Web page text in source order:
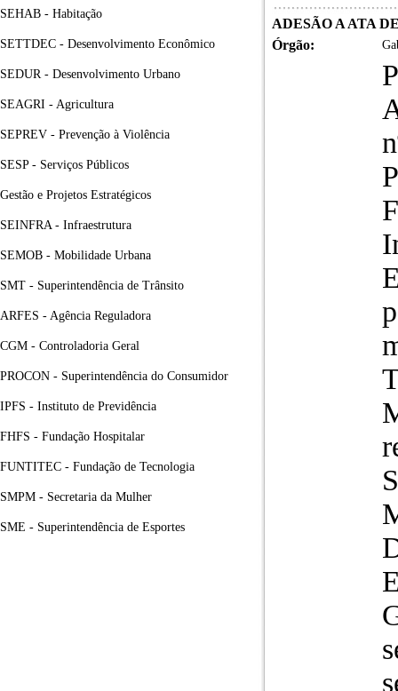
SEHAB - Habitação
SETTDEC - Desenvolvimento Econômico
SEDUR - Desenvolvimento Urbano
SEAGRI - Agricultura
SEPREV - Prevenção à Violência
SESP - Serviços Públicos
Gestão e Projetos Estratégicos
SEINFRA - Infraestrutura
SEMOB - Mobilidade Urbana
SMT - Superintendência de Trânsito
ARFES - Agência Reguladora
CGM - Controladoria Geral
PROCON - Superintendência do Consumidor
IPFS - Instituto de Previdência
FHFS - Fundação Hospitalar
FUNTITEC - Fundação de Tecnologia
SMPM - Secretaria da Mulher
SME - Superintendência de Esportes
ADESÃO A ATA
Órgão: